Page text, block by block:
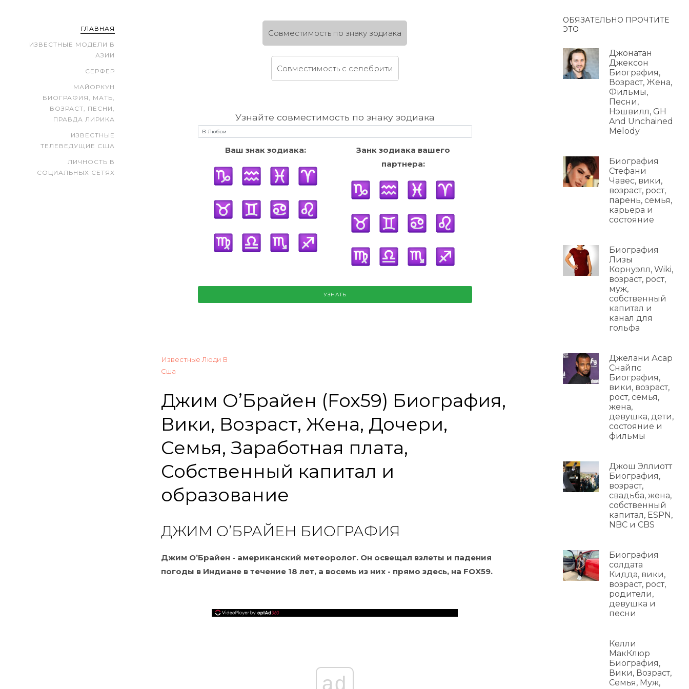
ГЛАВНАЯ
ИЗВЕСТНЫЕ МОДЕЛИ В
АЗИИ
СЕРФЕР
МАЙОРКУН
БИОГРАФИЯ, МАТЬ,
ВОЗРАСТ, ПЕСНИ,
ПРАВДА ЛИРИКА
ИЗВЕСТНЫЕ
ТЕЛЕВЕДУЩИЕ США
ЛИЧНОСТЬ В
СОЦИАЛЬНЫХ СЕТЯХ
Cовместимость по знаку зодиака
Cовместимость c селебрити
Узнайте совместимость по знаку зодиака
Ваш знак зодиака:
Занк зодиака вашего
партнера:
УЗНАТЬ
Известные Люди В
Сша
Джим О’Брайен (Fox59) Биография,
Вики, Возраст, Жена, Дочери,
Семья, Заработная плата,
Собственный капитал и
образование
ДЖИМ О’БРАЙЕН БИОГРАФИЯ
Джим О’Брайен - американский метеоролог. Он освещал взлеты и падения
погоды в Индиане в течение 18 лет, а восемь из них - прямо здесь, на FOX59.
ad
ОБЯЗАТЕЛЬНО ПРОЧТИТЕ
ЭТО
Джонатан
Джексон
Биография,
Возраст, Жена,
Фильмы,
Песни,
Нэшвилл, GH
And Unchained
Melody
Биография
Стефани
Чавес, вики,
возраст, рост,
парень, семья,
карьера и
состояние
Биография
Лизы
Корнуэлл, Wiki,
возраст, рост,
муж,
собственный
капитал и
канал для
гольфа
Джелани Асар
Снайпс
Биография,
вики, возраст,
рост, семья,
жена,
девушка, дети,
состояние и
фильмы
Джош Эллиотт
Биография,
возраст,
свадьба, жена,
собственный
капитал, ESPN,
NBC и CBS
Биография
солдата
Кидда, вики,
возраст, рост,
родители,
девушка и
песни
Келли
МакКлюр
Биография,
Вики, Возраст,
Семья, Муж,